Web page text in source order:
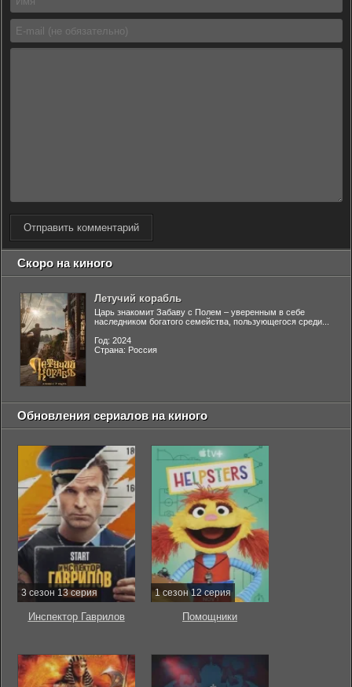
Отправить комментарий
Скоро на киного
Летучий корабль
Царь знакомит Забаву с Полем – уверенным в себе
наследником богатого семейства, пользующегося среди...
Год: 2024
Страна: Россия
Обновления сериалов на киного
3 сезон 13 серия
Инспектор Гаврилов
1 сезон 12 серия
Помощники